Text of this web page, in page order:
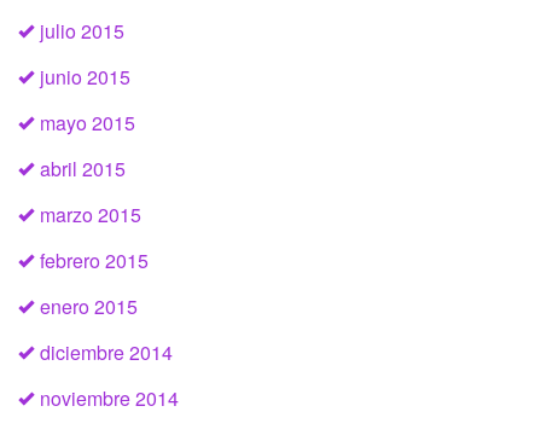
julio 2015
junio 2015
mayo 2015
abril 2015
marzo 2015
febrero 2015
enero 2015
diciembre 2014
noviembre 2014